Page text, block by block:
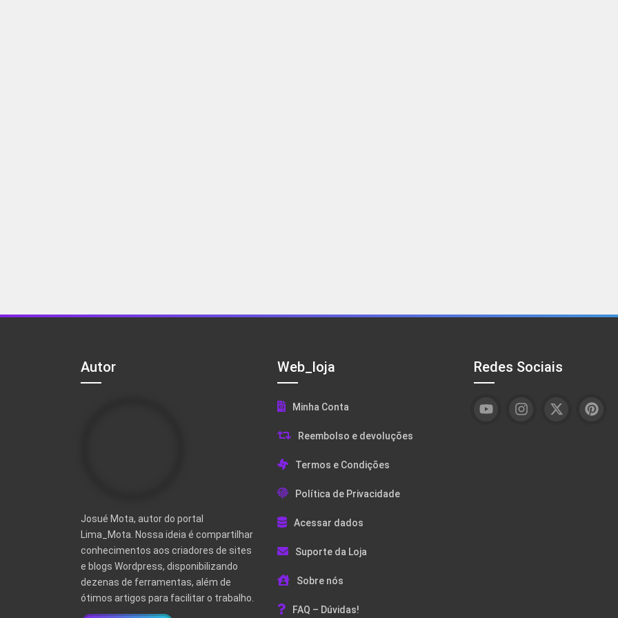
Autor
Josué Mota, autor do portal
Lima_Mota. Nossa ideia é compartilhar
conhecimentos aos criadores de sites
e blogs Wordpress, disponibilizando
dezenas de ferramentas, além de
ótimos artigos para facilitar o trabalho.
Web_loja
Minha Conta
Reembolso e devoluções
Termos e Condições
Política de Privacidade
Acessar dados
Suporte da Loja
Sobre nós
FAQ – Dúvidas!
Redes Sociais